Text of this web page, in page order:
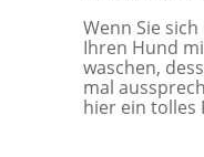
Wenn Sie
Ihren Hund
waschen,
mal
hier ein tolles